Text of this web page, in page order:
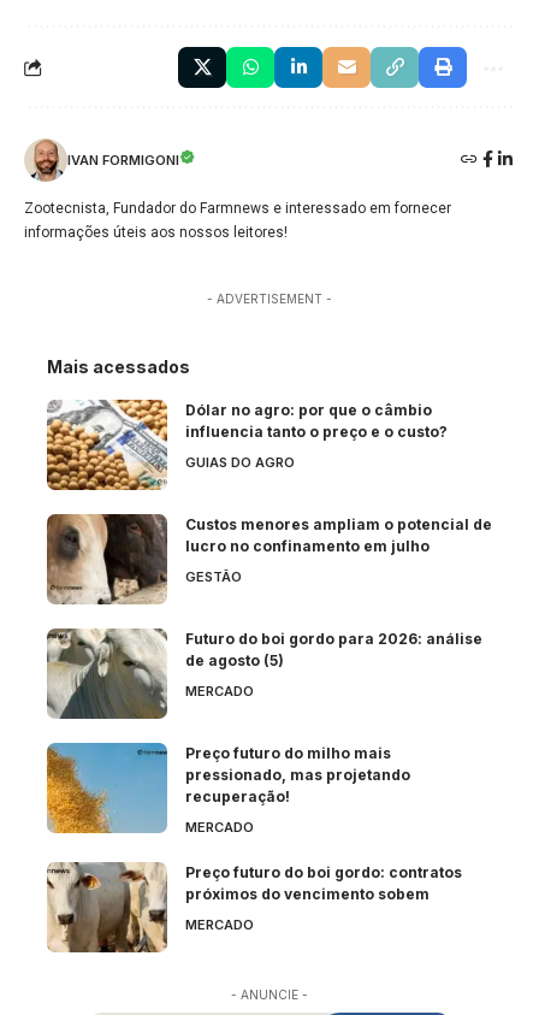
IVAN FORMIGONI
Zootecnista, Fundador do Farmnews e interessado em fornecer
informações úteis aos nossos leitores!
- ADVERTISEMENT -
Mais acessados
Dólar no agro: por que o câmbio
influencia tanto o preço e o custo?
GUIAS DO AGRO
Custos menores ampliam o potencial de
lucro no confinamento em julho
GESTÃO
Futuro do boi gordo para 2026: análise
de agosto (5)
MERCADO
Preço futuro do milho mais
pressionado, mas projetando
recuperação!
MERCADO
Preço futuro do boi gordo: contratos
próximos do vencimento sobem
MERCADO
- ANUNCIE -